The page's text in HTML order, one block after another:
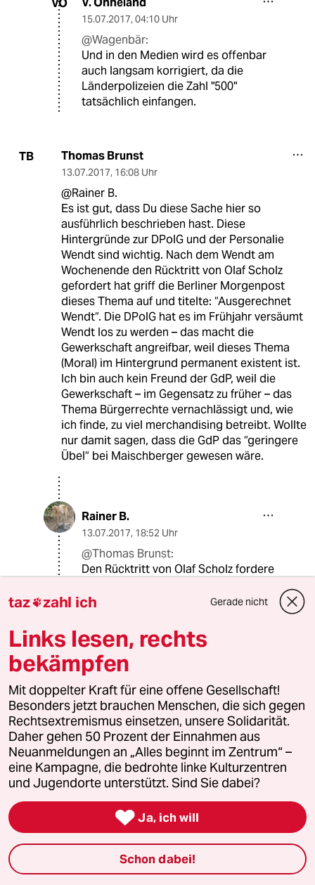
VO
15.07.2017, 04:10 Uhr
@Wagenbär:
Und in den Medien wird es offenbar
auch langsam korrigiert, da die
Länderpolizeien die Zahl "500"
tatsächlich einfangen.
TB Thomas Brunst
13.07.2017, 16:08 Uhr
@Rainer B.
Es ist gut, dass Du diese Sache hier so
ausführlich beschrieben hast. Diese
Hintergründe zur DPolG und der Personalie
Wendt sind wichtig. Nach dem Wendt am
Wochenende den Rücktritt von Olaf Scholz
gefordert hat griff die Berliner Morgenpost
dieses Thema auf und titelte: “Ausgerechnet
Wendt“. Die DPolG hat es im Frühjahr versäumt
Wendt los zu werden – das macht die
Gewerkschaft angreifbar, weil dieses Thema
(Moral) im Hintergrund permanent existent ist.
Ich bin auch kein Freund der GdP, weil die
Gewerkschaft – im Gegensatz zu früher – das
Thema Bürgerrechte vernachlässigt und, wie
ich finde, zu viel merchandising betreibt. Wollte
nur damit sagen, dass die GdP das “geringere
Übel“ bei Maischberger gewesen wäre.
Rainer B.
13.07.2017, 18:52 Uhr
@Thomas Brunst:
Den Rücktritt von Olaf Scholz fordere
Merkel haben doch dieses ganze
Hamburg auf den Weg gebracht.
Frau Merkel hat gebeten und Olaf
Scholz hat sich dem gebeugt und
damit gegen die Bürger der Stadt
entschieden, in der er der
Bürgermeister ist, nicht der
Kanzlerkandidat. Spätestens nach
der klaren Abstimmung hier gegen
Olympia hätte er wissen können, dass
die Hamburger mehrheitlich keinen
Bock auf derartige
Mammutveranstaltungen haben.
Weltoffenheit - Ja, Größenwahnsinn -
Nein. Nach seiner
Regierungserklärung ist leider zu
befürchten, dass er das immer noch
nicht so richtig verstanden hat und
taz zahl ich Gerade nicht
Links lesen, rechts
bekämpfen
Mit doppelter Kraft für eine offene Gesellschaft!
Besonders jetzt brauchen Menschen, die sich gegen
Rechtsextremismus einsetzen, unsere Solidarität.
Daher gehen 50 Prozent der Einnahmen aus
Neuanmeldungen an „Alles beginnt im Zentrum“ –
eine Kampagne, die bedrohte linke Kulturzentren
und Jugendorte unterstützt. Sind Sie dabei?
 Ja, ich will
Schon dabei!